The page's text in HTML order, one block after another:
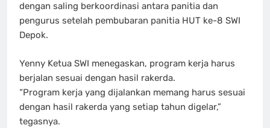
dengan saling berkoordinasi antara panitia dan
pengurus setelah pembubaran panitia HUT ke-8 SWI
Depok.
Yenny Ketua SWI menegaskan, program kerja harus
berjalan sesuai dengan hasil rakerda.
“Program kerja yang dijalankan memang harus sesuai
dengan hasil rakerda yang setiap tahun digelar,”
tegasnya.